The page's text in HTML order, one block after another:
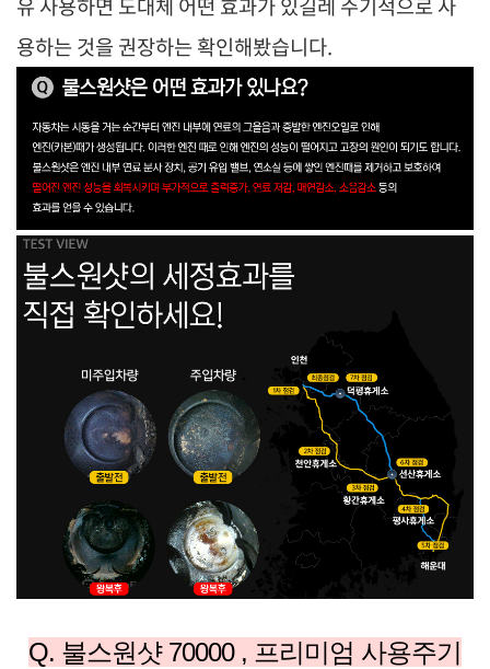
용하는 것을 권장하는 확인해봤습니다.
Q. 불스원샷 70000 , 프리미엄 사용주기